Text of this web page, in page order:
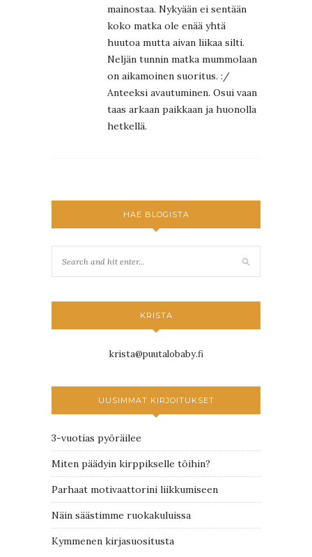
mainostaa. Nykyään ei sentään
koko matka ole enää yhtä
huutoa mutta aivan liikaa silti.
Neljän tunnin matka mummolaan
on aikamoinen suoritus. :/
Anteeksi avautuminen. Osui vaan
taas arkaan paikkaan ja huonolla
hetkellä.
HAE BLOGISTA
KRISTA
krista@puutalobaby.fi
UUSIMMAT KIRJOITUKSET
3-vuotias pyöräilee
Miten päädyin kirppikselle töihin?
Parhaat motivaattorini liikkumiseen
Näin säästimme ruokakuluissa
Kymmenen kirjasuositusta